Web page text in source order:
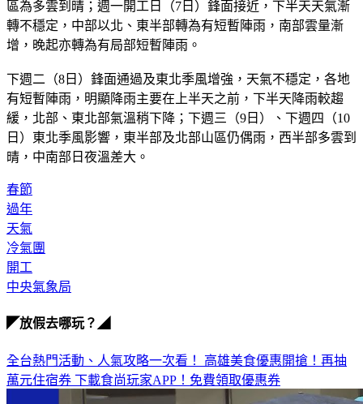
區為多雲到晴；週一開工日（7日）鋒面接近，下半天天氣漸
轉不穩定，中部以北、東半部轉為有短暫陣雨，南部雲量漸
增，晚起亦轉為有局部短暫陣雨。
下週二（8日）鋒面通過及東北季風增強，天氣不穩定，各地
有短暫陣雨，明顯降雨主要在上半天之前，下半天降雨較趨
緩，北部、東北部氣溫稍下降；下週三（9日）、下週四（10
日）東北季風影響，東半部及北部山區仍偶雨，西半部多雲到
晴，中南部日夜溫差大。
春節
過年
天氣
冷氣團
開工
中央氣象局
◤放假去哪玩？◢
全台熱門活動、人氣攻略一次看！ 高雄美食優惠開搶！再抽
萬元住宿券 下載食尚玩家APP！免費領取優惠券